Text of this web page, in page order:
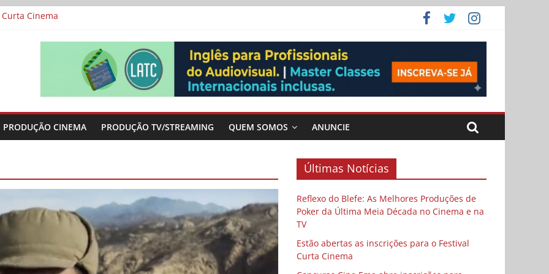
Cinema
protagonizam adaptação brasileira de série argentina para o cinema
e divide prêmio principal entre “Manas” e “O Agente Secreto”
Poker da Última Meia Década no Cinema e na TV
PRODUÇÃO CINEMA PRODUÇÃO TV/STREAMING QUEM SOMOS ANUNCIE
Últimas Notícias
Reflexo do Blefe: As Melhores Produções de
Poker da Última Meia Década no Cinema e na
TV
Estão abertas as inscrições para o Festival
Curta Cinema